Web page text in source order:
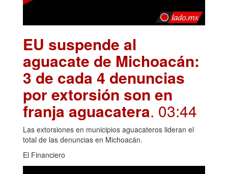
EU suspende al
aguacate de Michoacán:
3 de cada 4 denuncias
por extorsión son en
franja aguacatera. 03:44
Las extorsiones en municipios aguacateros lideran el
total de las denuncias en Michoacán.
El Financiero